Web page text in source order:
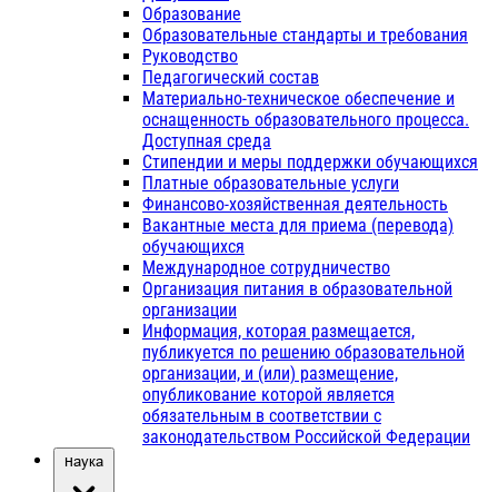
Образование
Образовательные стандарты и требования
Руководство
Педагогический состав
Материально-техническое обеспечение и
оснащенность образовательного процесса.
Доступная среда
Стипендии и меры поддержки обучающихся
Платные образовательные услуги
Финансово-хозяйственная деятельность
Вакантные места для приема (перевода)
обучающихся
Международное сотрудничество
Организация питания в образовательной
организации
Информация, которая размещается,
публикуется по решению образовательной
организации, и (или) размещение,
опубликование которой является
обязательным в соответствии с
законодательством Российской Федерации
Наука